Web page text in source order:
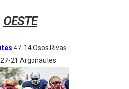
OESTE
47-14 Osos Rivas
27-21 Argonautes